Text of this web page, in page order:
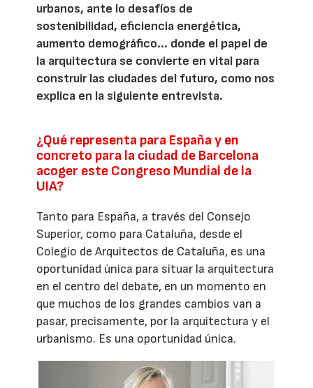
urbanos, ante lo desafíos de
sostenibilidad, eficiencia energética,
aumento demográfico... donde el papel de
la arquitectura se convierte en vital para
construir las ciudades del futuro, como nos
explica en la siguiente entrevista.
¿Qué representa para España y en
concreto para la ciudad de Barcelona
acoger este Congreso Mundial de la
UIA?
Tanto para España, a través del Consejo
Superior, como para Cataluña, desde el
Colegio de Arquitectos de Cataluña, es una
oportunidad única para situar la arquitectura
en el centro del debate, en un momento en
que muchos de los grandes cambios van a
pasar, precisamente, por la arquitectura y el
urbanismo. Es una oportunidad única.